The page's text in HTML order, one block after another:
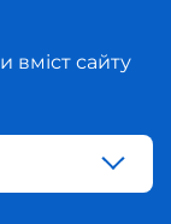
вміст сайту